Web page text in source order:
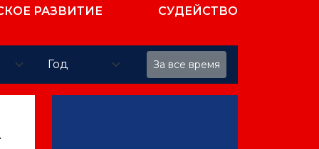
РАЗВИТИЕ
СУДЕЙСТВО
За все время